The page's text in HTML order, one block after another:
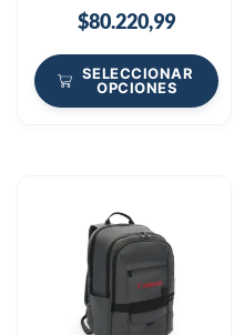
$80.220,99
SELECCIONAR
OPCIONES